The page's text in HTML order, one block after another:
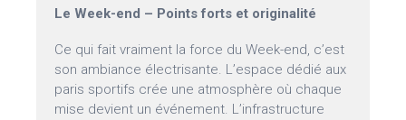
Le Week-end – Points forts et originalité
Ce qui fait vraiment la force du Week-end, c’est
son ambiance électrisante. L’espace dédié aux
paris sportifs crée une atmosphère où chaque
mise devient un événement. L’infrastructure